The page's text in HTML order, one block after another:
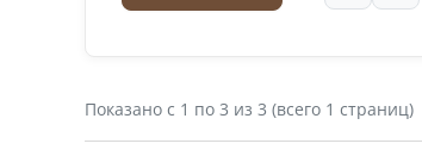
Показано с 1 по 3 из 3 (всего 1 страниц)